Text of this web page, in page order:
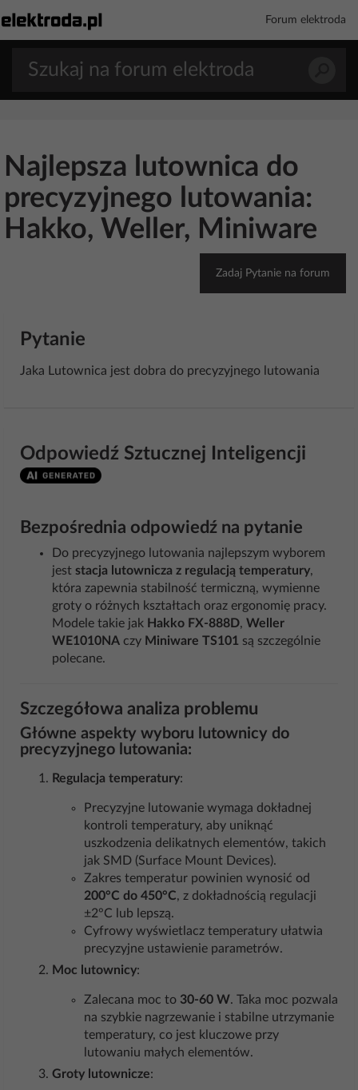
Forum elektroda
Najlepsza lutownica do
precyzyjnego lutowania:
Hakko, Weller, Miniware
Zadaj Pytanie na forum
Pytanie
Jaka Lutownica jest dobra do precyzyjnego lutowania
Odpowiedź Sztucznej Inteligencji
Bezpośrednia odpowiedź na pytanie
Do precyzyjnego lutowania najlepszym wyborem
jest stacja lutownicza z regulacją temperatury,
która zapewnia stabilność termiczną, wymienne
groty o różnych kształtach oraz ergonomię pracy.
Modele takie jak Hakko FX-888D, Weller
WE1010NA czy Miniware TS101 są szczególnie
polecane.
Szczegółowa analiza problemu
Główne aspekty wyboru lutownicy do
precyzyjnego lutowania:
Regulacja temperatury:
Precyzyjne lutowanie wymaga dokładnej
kontroli temperatury, aby uniknąć
uszkodzenia delikatnych elementów, takich
jak SMD (Surface Mount Devices).
Zakres temperatur powinien wynosić od
200°C do 450°C, z dokładnością regulacji
±2°C lub lepszą.
Cyfrowy wyświetlacz temperatury ułatwia
precyzyjne ustawienie parametrów.
Moc lutownicy:
Zalecana moc to 30-60 W. Taka moc pozwala
na szybkie nagrzewanie i stabilne utrzymanie
temperatury, co jest kluczowe przy
lutowaniu małych elementów.
Groty lutownicze: